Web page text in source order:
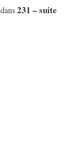
dans231 – suite